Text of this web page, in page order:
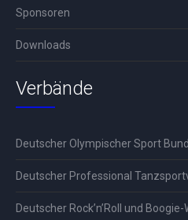
Sponsoren
Downloads
Verbände
Deutscher Olympischer Sport Bund
Deutscher Professional
Deutscher Rock’n’Roll und